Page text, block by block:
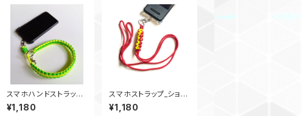
スマホハンドストラッ
プ カメラストラップ_セ
ーフティーグリーン パ
¥1,180
スマホストラップ_ショル
ダーストラップ_SineWa
ve_YR
¥1,180